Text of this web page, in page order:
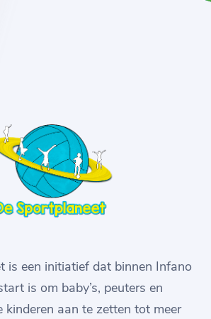
is een initiatief dat binnen Infano
is om baby’s, peuters en
kinderen aan te zetten tot meer